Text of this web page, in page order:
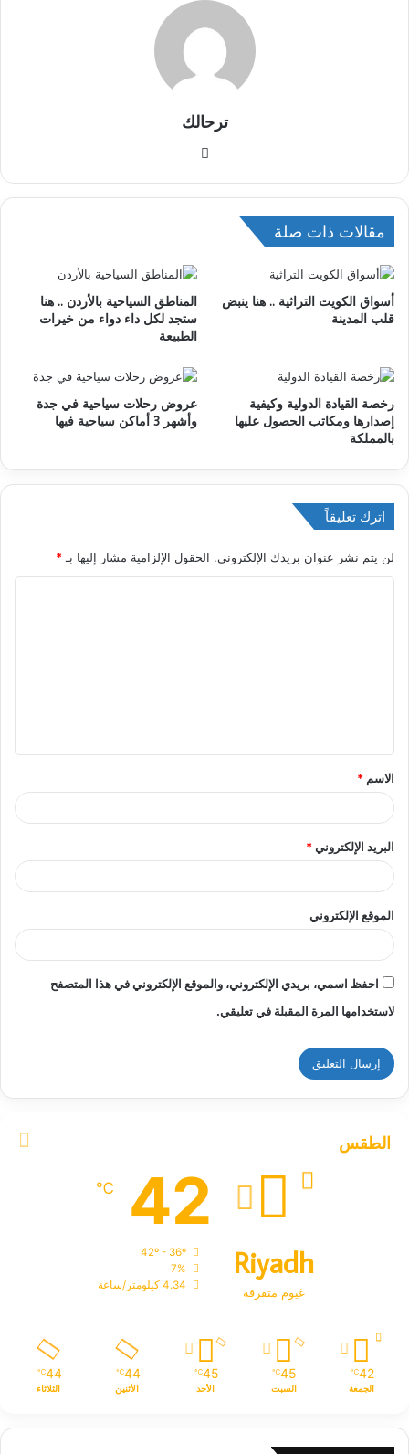
ترحالك
ق
و
ي
ب
مقالات ذات صلة
أسواق الكويت التراثية .. هنا ينبض
قلب المدينة
المناطق السياحية بالأردن .. هنا
ستجد لكل داء دواء من خيرات
الطبيعة
رخصة القيادة الدولية وكيفية
إصدارها ومكاتب الحصول عليها
بالمملكة
عروض رحلات سياحية في جدة
وأشهر 3 أماكن سياحية فيها
اترك تعليقاً
لن يتم نشر عنوان بريدك الإلكتروني. الحقول الإلزامية مشار إليها بـ *
ق
*
الاسم *
البريد الإلكتروني*
الموقع الإلكتروني
احفظ اسمي، بريدي الإلكتروني، والموقع الإلكتروني في هذا المتصفح
لاستخدامها المرة المقبلة في تعليقي.
الطقس
Riyadh
غيوم متفرقة
42
℃
42º - 36º
7%
4.34 كيلومتر/ساعة
42
℃
الجمعة
45
℃
السبت
45
℃
الأحد
44
℃
الأثنين
44
℃
الثلاثاء